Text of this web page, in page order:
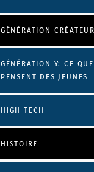
GÉNÉRATION CRÉATEUR
GÉNÉRATION Y: CE
PENSENT DES JEUNES
HIGH TECH
HISTOIRE